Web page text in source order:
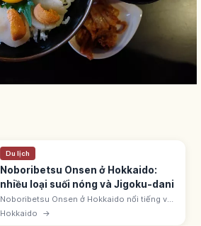
Du lịch
Noboribetsu Onsen ở Hokkaido:
nhiều loại suối nóng và Jigoku-dani
Noboribetsu Onsen ở Hokkaido nổi tiếng với
nhiều loại suối nóng như lưu huỳnh, clorua,
Hokkaido →